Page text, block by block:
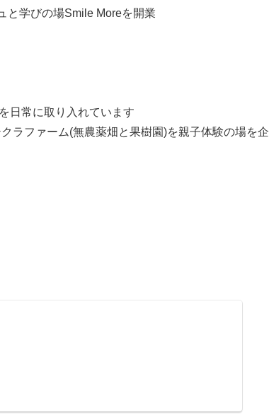
と学びの場Smile Moreを開業
日常に取り入れています
ラファーム(無農薬畑と果樹園)を親子体験の場を企